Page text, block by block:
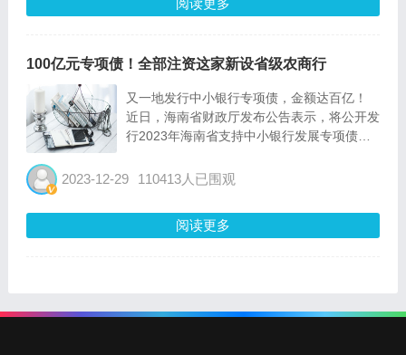
阅读更多
100亿元专项债！全部注资这家新设省级农商行
又一地发行中小银行专项债，金额达百亿！
近日，海南省财政厅发布公告表示，将公开发
行2023年海南省支持中小银行发展专项债
接入股方式，认购拟成立的海南农商银行的股
行，再次刷新年内各...
2023-12-29 110413人已围观
阅读更多